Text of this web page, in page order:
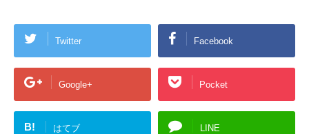
Twitter Facebook
Google+ Pocket
B! はてブ LINE